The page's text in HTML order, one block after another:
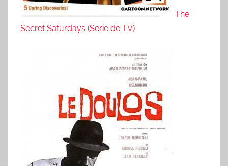
The
Secret Saturdays (Serie de TV)